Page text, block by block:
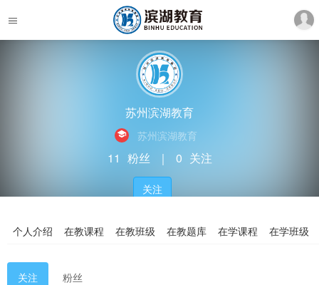
苏州滨湖教育
苏州滨湖教育
11 粉丝 ｜ 0 关注
关注
个人介绍 在教课程 在教班级 在教题库 在学课程 在学班级
关注 粉丝